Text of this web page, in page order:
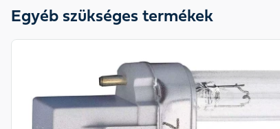
Egyéb szükséges termékek